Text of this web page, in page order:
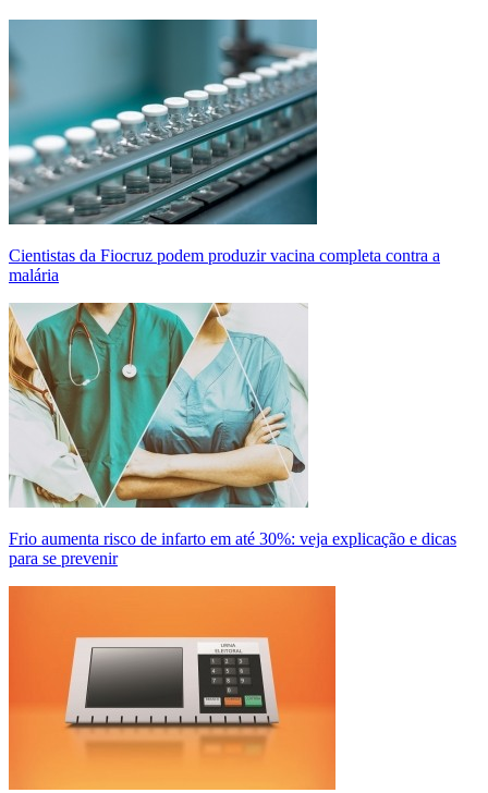
Cientistas da Fiocruz podem produzir vacina completa contra a
malária
Frio aumenta risco de infarto em até 30%: veja explicação e dicas
para se prevenir